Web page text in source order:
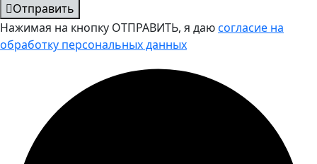
Отправить
Нажимая на кнопку ОТПРАВИТЬ, я даюсогласие на
обработку персональных данных